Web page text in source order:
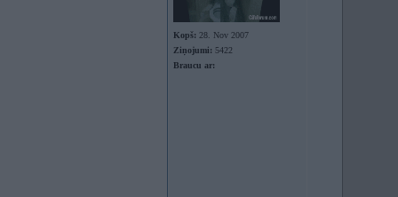
Kopš: 28. Nov 2007
Ziņojumi: 5422
Braucu ar: